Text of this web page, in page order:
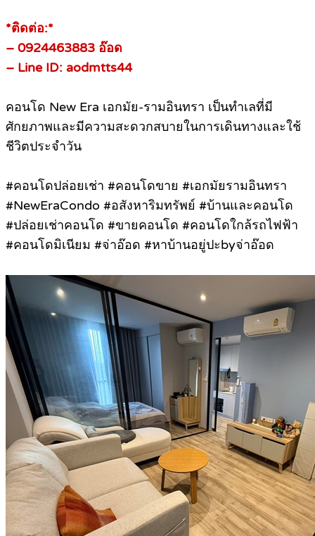
*ติดต่อ:*
– 0924463883 อ๊อด
– Line ID: aodmtts44
คอนโด New Era เอกมัย-รามอินทรา เป็นทำเลที่มี
ศักยภาพและมีความสะดวกสบายในการเดินทางและใช้
ชีวิตประจำวัน
#คอนโดปล่อยเช่า #คอนโดขาย #เอกมัยรามอินทรา
#NewEraCondo #อสังหาริมทรัพย์ #บ้านและคอนโด
#ปล่อยเช่าคอนโด #ขายคอนโด #คอนโดใกล้รถไฟฟ้า
#คอนโดมิเนียม #จ่าอ๊อด #หาบ้านอยู่ปะbyจ่าอ๊อด